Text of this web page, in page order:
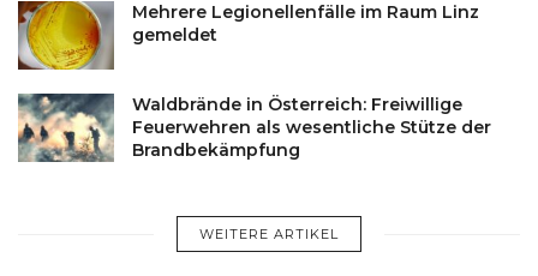
Mehrere Legionellenfälle im Raum Linz
gemeldet
Waldbrände in Österreich: Freiwillige
Feuerwehren als wesentliche Stütze der
Brandbekämpfung
WEITERE ARTIKEL